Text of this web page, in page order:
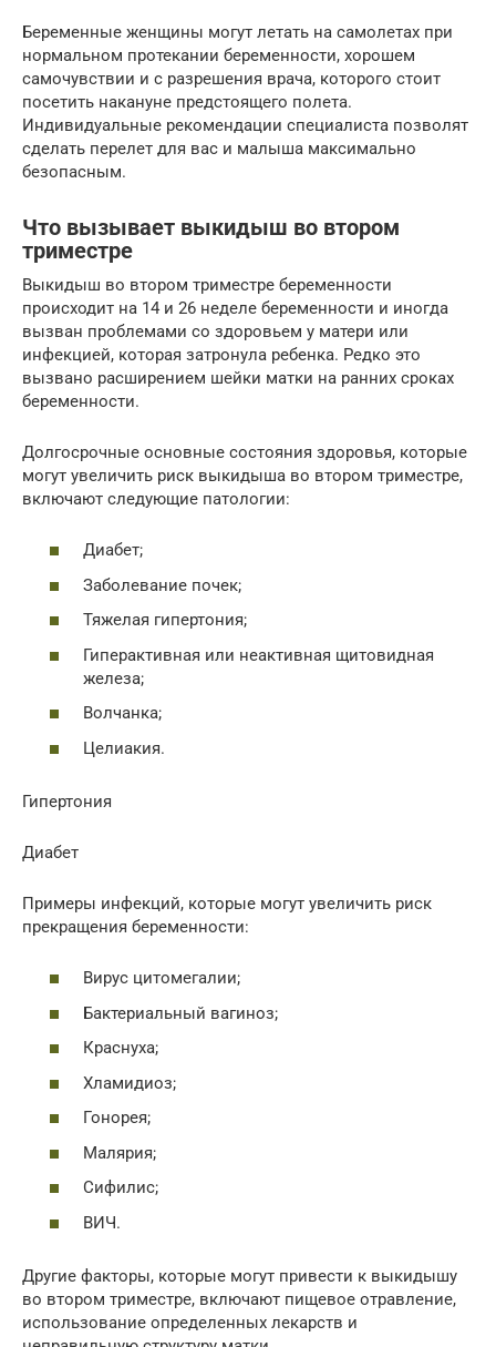
Беременные женщины могут летать на самолетах при
нормальном протекании беременности, хорошем
самочувствии и с разрешения врача, которого стоит
посетить накануне предстоящего полета.
Индивидуальные рекомендации специалиста позволят
сделать перелет для вас и малыша максимально
безопасным.
Что вызывает выкидыш во втором
триместре
Выкидыш во втором триместре беременности
происходит на 14 и 26 неделе беременности и иногда
вызван проблемами со здоровьем у матери или
инфекцией, которая затронула ребенка. Редко это
вызвано расширением шейки матки на ранних сроках
беременности.
Долгосрочные основные состояния здоровья, которые
могут увеличить риск выкидыша во втором триместре,
включают следующие патологии:
Диабет;
Заболевание почек;
Тяжелая гипертония;
Гиперактивная или неактивная щитовидная
железа;
Волчанка;
Целиакия.
Гипертония
Диабет
Примеры инфекций, которые могут увеличить риск
прекращения беременности:
Вирус цитомегалии;
Бактериальный вагиноз;
Краснуха;
Хламидиоз;
Гонорея;
Малярия;
Сифилис;
ВИЧ.
Другие факторы, которые могут привести к выкидышу
во втором триместре, включают пищевое отравление,
использование определенных лекарств и